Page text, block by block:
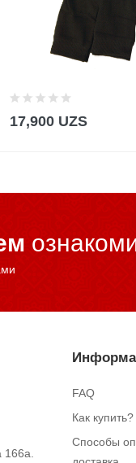
17,900 UZS
FAQ
Как купить?
Способы